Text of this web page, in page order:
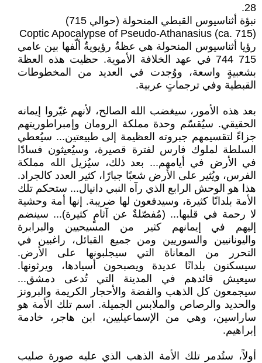
28.
نبؤة أثناسيوس القبطي المنحولة (حوالي 715)
Coptic Apocalypse of Pseudo-Athanasius (ca. 715)
رؤيا أثناسيوس المنحولة هي عظةٌ رؤيويةٌ ألّفها بين عامي
715 744 في عهد الخلافة الأموية. حظيت هذه العظة
بشعبيةٍ واسعة، ووُجدت في العديد من المخطوطات
القبطية وفي ترجماتٍ عربية.
بعد هذه الأمور، سيغضب الله الصالح، لأنهم غيّروا إيمانه
الحقيقي. سيُقسّم وحدة مملكة الرومان وإمبراطوريتهم
جزاءً لتقسيمهم جبروته العظيمة إلى طبيعتين... سيُعطي
السلطة لملوك فارس لفترة قصيرة، وسيُعيثون فسادًا
في الأرض في أيامهم... بعد ذلك، سيُزيل الله مملكة
الفرس، ويُثير على الأرض شعبًا جبارًا، كثير العدد كالجراد.
هذا هو الوحش الرابع الذي رآه النبي دانيال... ستحكم تلك
الأمة بلدانًا كثيرة، وسيدفعون لها ضريبة. إنها أمة وحشية
لا رحمة في قلبها... (مُفصّلةٌ عن آثامٍ كثيرة)... سينضم
إليهم في إيمانهم كثير من المسيحيين والبرابرة
واليونانيين والسوريين ومن جميع القبائل، راغبين في
التحرر من المعاناة التي سيجلبونها على الأرض.
سيسكنون بلدانًا عديدة ويصبحون أسيادها، ويرثونها.
سيعيش قائدهم في المدينة التي تُدعى دمشق...
سيجمعون كل الذهب والفضة والأحجار الكريمة والبرونز
والحديد والرصاص والملابس الجميلة. اسم تلك الأمة هو
ساراسين، وهي من الإسماعيليين، ابن هاجر، خادمة
إبراهيم.
أولاً، ستُدمر تلك الأمة الذهب الذي عليه صورة صليب